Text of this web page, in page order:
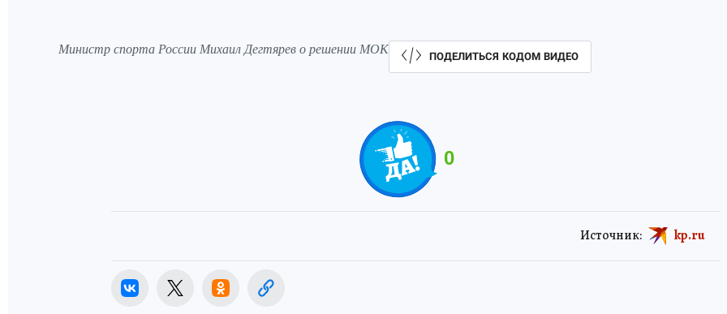
Министр спорта России Михаил Дегтярев о решении МОК ПОДЕЛИТЬСЯ КОДОМ ВИДЕО
0
Источник: kp.ru